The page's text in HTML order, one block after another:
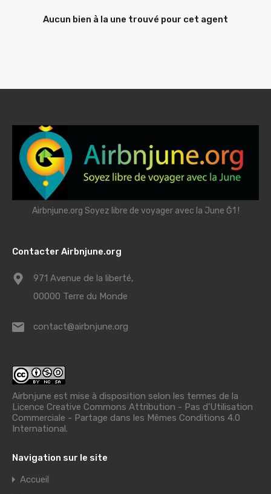
Aucun bien à la une trouvé pour cet agent
Airbnjune.org Soyez libre de voyager avec la June Ğ1 !
Contacter Airbnjune.org
971 Avenue de la liberté,
00000 Terre du Monde
contact@airbnjune.org
Airbnjune est mise à disposition selon les termes de la
Licence Creative Commons Attribution - Pas d’Utilisation
Commerciale - Partage dans les Mêmes Conditions 4.0
International.
Navigation sur le site
Accueil